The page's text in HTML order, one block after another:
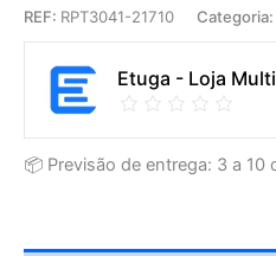
REF: RPT3041-21710 Categoria:
Etuga - Loja
📦 Previsão de entrega: 3 a 10